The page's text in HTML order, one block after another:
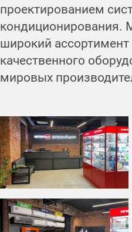
проектированием
кондиционирования.
широкий ассортимент
качественного
мировых